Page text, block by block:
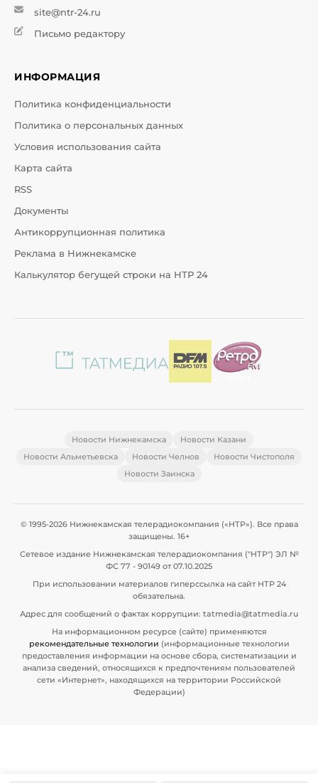
site@ntr-24.ru
Письмо редактору
ИНФОРМАЦИЯ
Политика конфиденциальности
Политика о персональных данных
Условия использования сайта
Карта сайта
RSS
Документы
Антикоррупционная политика
Реклама в Нижнекамске
Калькулятор бегущей строки на НТР 24
Новости Нижнекамска
Новости Казани
Новости Альметьевска
Новости Челнов
Новости Чистополя
Новости Заинска
© 1995-2026 Нижнекамская телерадиокомпания («НТР»). Все права
защищены. 16+
Сетевое издание Нижнекамская телерадиокомпания ("НТР") ЭЛ №
ФС 77 - 90149 от 07.10.2025
При использовании материалов гиперссылка на сайт НТР 24
обязательна.
Адрес для сообщений о фактах коррупции: tatmedia@tatmedia.ru
На информационном ресурсе (сайте) применяются
рекомендательные технологии (информационные технологии
предоставления информации на основе сбора, систематизации и
анализа сведений, относящихся к предпочтениям пользователей
сети «Интернет», находящихся на территории Российской
Федерации)